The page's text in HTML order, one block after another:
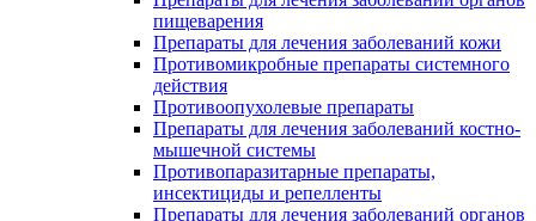
пищеварения
Препараты для лечения заболеваний кожи
Противомикробные препараты системного
действия
Противоопухолевые препараты
Препараты для лечения заболеваний костно-
мышечной системы
Противопаразитарные препараты,
инсектициды и репелленты
Препараты для лечения заболеваний органов